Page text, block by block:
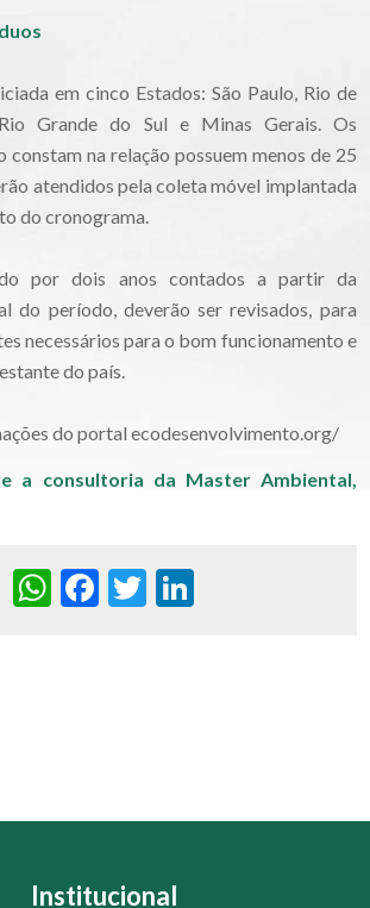
em cinco Estados: São Paulo, Rio de
Rio Grande do Sul e Minas Gerais. Os
constam na relação possuem menos de 25
atendidos pela coleta móvel implantada
do cronograma.
por dois anos contados a partir da
do período, deverão ser revisados, para
necessários para o bom funcionamento e
do país.
do portal ecodesenvolvimento.org/
a consultoria da Master Ambiental,
WhatsApp
Facebook
Twitter
Institucional